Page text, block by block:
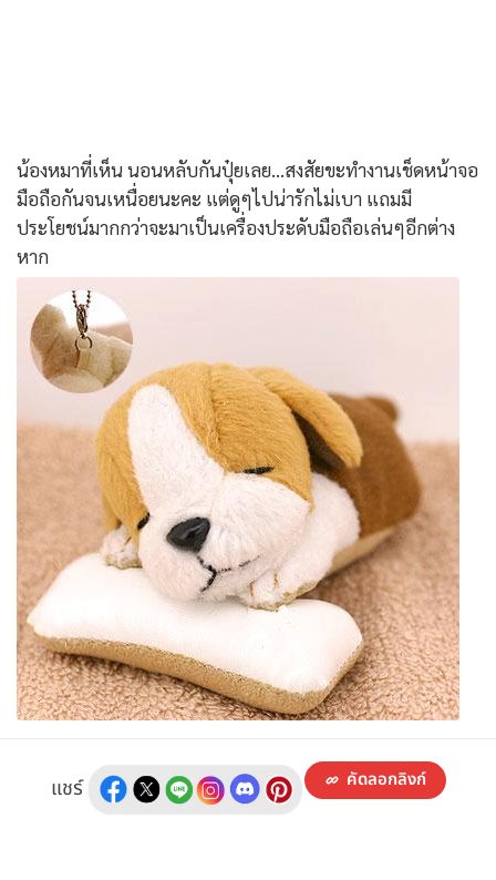
น้องหมาที่เห็น นอนหลับกันปุ๋ยเลย...สงสัยขะทำงานเช็ดหน้าจอ
มือถือกันจนเหนื่อยนะคะ แต่ดูๆไปน่ารักไม่เบา แถมมี
ประโยชน์มากกว่าจะมาเป็นเครื่องประดับมือถือเล่นๆอีกต่าง
หาก
แชร์ คัดลอกลิงก์